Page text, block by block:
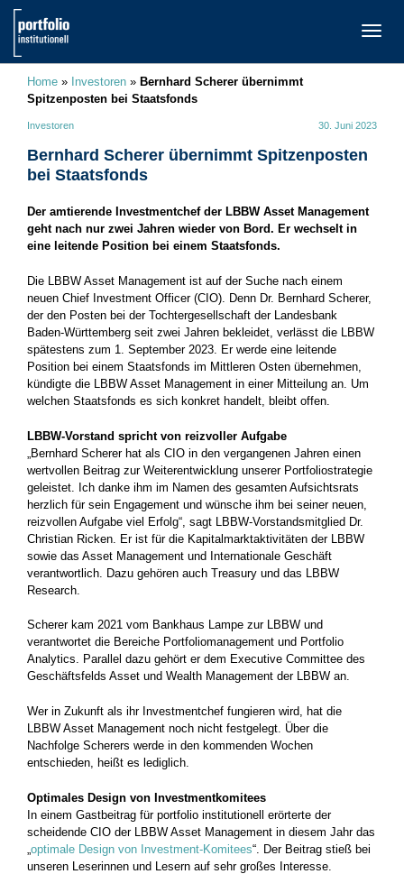
Home » Investoren » Bernhard Scherer übernimmt
Spitzenposten bei Staatsfonds
Investoren 30. Juni 2023
Bernhard Scherer übernimmt Spitzenposten
bei Staatsfonds
Der amtierende Investmentchef der LBBW Asset Management
geht nach nur zwei Jahren wieder von Bord. Er wechselt in
eine leitende Position bei einem Staatsfonds.
Die LBBW Asset Management ist auf der Suche nach einem
neuen Chief Investment Officer (CIO). Denn Dr. Bernhard Scherer,
der den Posten bei der Tochtergesellschaft der Landesbank
Baden-Württemberg seit zwei Jahren bekleidet, verlässt die LBBW
spätestens zum 1. September 2023. Er werde eine leitende
Position bei einem Staatsfonds im Mittleren Osten übernehmen,
kündigte die LBBW Asset Management in einer Mitteilung an. Um
welchen Staatsfonds es sich konkret handelt, bleibt offen.
LBBW-Vorstand spricht von reizvoller Aufgabe
„Bernhard Scherer hat als CIO in den vergangenen Jahren einen
wertvollen Beitrag zur Weiterentwicklung unserer Portfoliostrategie
geleistet. Ich danke ihm im Namen des gesamten Aufsichtsrats
herzlich für sein Engagement und wünsche ihm bei seiner neuen,
reizvollen Aufgabe viel Erfolg“, sagt LBBW-Vorstandsmitglied Dr.
Christian Ricken. Er ist für die Kapitalmarktaktivitäten der LBBW
sowie das Asset Management und Internationale Geschäft
verantwortlich. Dazu gehören auch Treasury und das LBBW
Research.
Scherer kam 2021 vom Bankhaus Lampe zur LBBW und
verantwortet die Bereiche Portfoliomanagement und Portfolio
Analytics. Parallel dazu gehört er dem Executive Committee des
Geschäftsfelds Asset und Wealth Management der LBBW an.
Wer in Zukunft als ihr Investmentchef fungieren wird, hat die
LBBW Asset Management noch nicht festgelegt. Über die
Nachfolge Scherers werde in den kommenden Wochen
entschieden, heißt es lediglich.
Optimales Design von Investmentkomitees
In einem Gastbeitrag für portfolio institutionell erörterte der
scheidende CIO der LBBW Asset Management in diesem Jahr das
optimale Design von Investment-Komitees“. Der Beitrag stieß bei
unseren Leserinnen und Lesern auf sehr großes Interesse.